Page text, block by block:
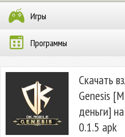
Игры
Программы
Скачать
Genesis
деньги]
0.1.5 apk